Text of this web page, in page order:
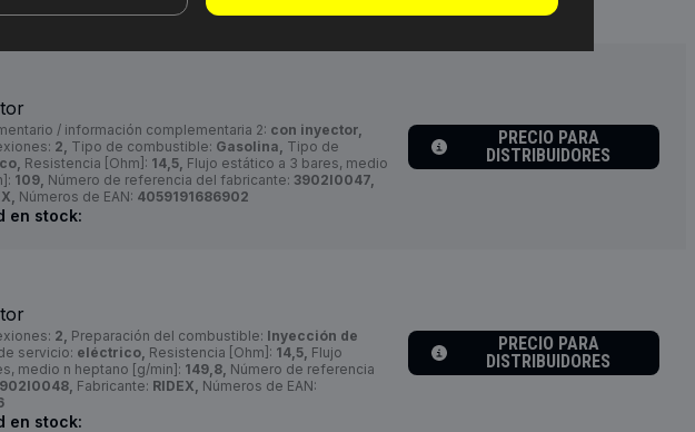
/ información complementaria 2: con inyector,
2, Tipo de combustible: Gasolina, Tipo de
Resistencia [Ohm]: 14,5, Flujo estático a 3 bares, medio
109, Número de referencia del fabricante: 3902I0047,
Números de EAN: 4059191686902
en stock:
PRECIO PARA
DISTRIBUIDORES
2, Preparación del combustible: Inyección de
servicio: eléctrico, Resistencia [Ohm]: 14,5, Flujo
medio n heptano [g/min]: 149,8, Número de referencia
Fabricante: RIDEX, Números de EAN:
en stock:
PRECIO PARA
DISTRIBUIDORES